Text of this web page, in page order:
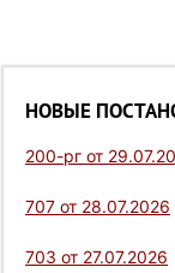
НОВЫЕ
200-рг от
707 от 28.07.2026
703 от 27.07.2026